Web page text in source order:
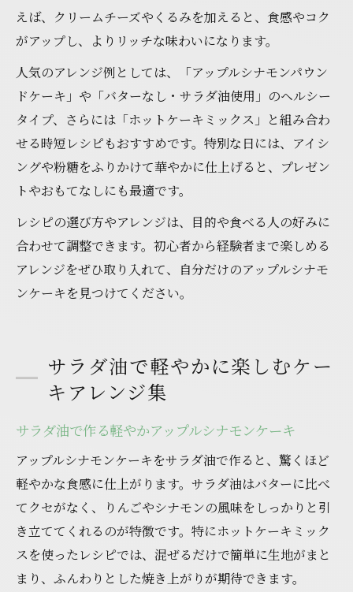
えば、クリームチーズやくるみを加えると、食感やコク
がアップし、よりリッチな味わいになります。
人気のアレンジ例としては、「アップルシナモンパウン
ドケーキ」や「バターなし・サラダ油使用」のヘルシー
タイプ、さらには「ホットケーキミックス」と組み合わ
せる時短レシピもおすすめです。特別な日には、アイシ
ングや粉糖をふりかけて華やかに仕上げると、プレゼン
トやおもてなしにも最適です。
レシピの選び方やアレンジは、目的や食べる人の好みに
合わせて調整できます。初心者から経験者まで楽しめる
アレンジをぜひ取り入れて、自分だけのアップルシナモ
ンケーキを見つけてください。
サラダ油で軽やかに楽しむケー
キアレンジ集
サラダ油で作る軽やかアップルシナモンケーキ
アップルシナモンケーキをサラダ油で作ると、驚くほど
軽やかな食感に仕上がります。サラダ油はバターに比べ
てクセがなく、りんごやシナモンの風味をしっかりと引
き立ててくれるのが特徴です。特にホットケーキミック
スを使ったレシピでは、混ぜるだけで簡単に生地がまと
まり、ふんわりとした焼き上がりが期待できます。